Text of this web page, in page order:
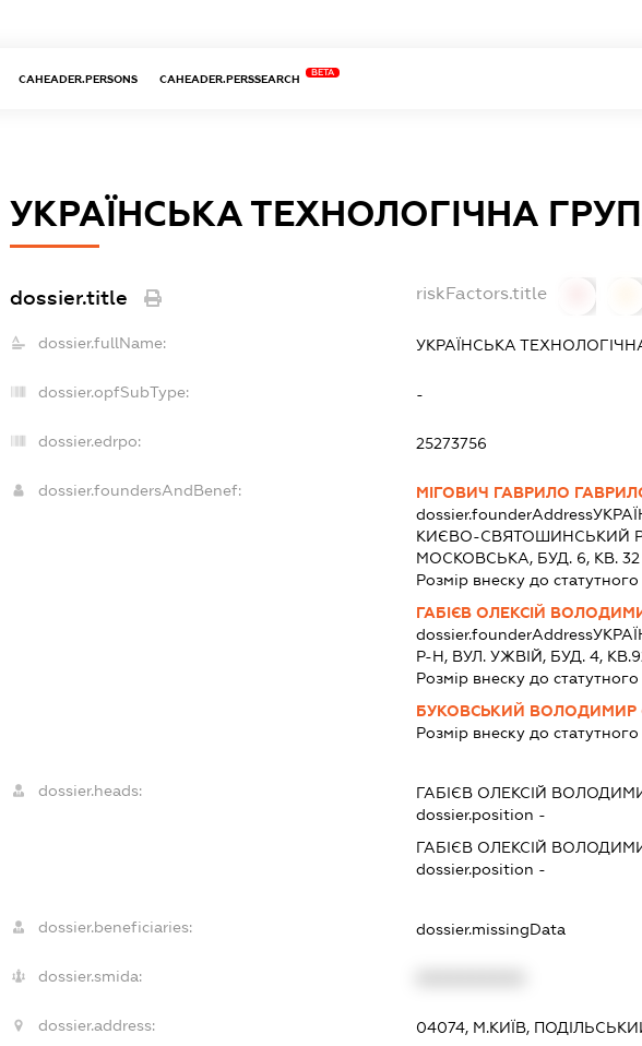
CAHEADER.PERSONS CAHEADER.PERSSEARCH
BETA
УКРАЇНСЬКА ТЕХНОЛОГІЧНА
dossier.title riskFactors.title
dossier.fullName: УКРАЇНСЬКА
dossier.opfSubType: -
dossier.edrpo: 25273756
dossier.foundersAndBenef:
МІГОВИЧ ГАВРИЛО
dossier.founderAddress
КИЄВО-СВЯТОШИНСЬКИЙ
МОСКОВСЬКА, БУД. 6, КВ. 32
Розмір внеску до
ГАБІЄВ ОЛЕКСІЙ
dossier.founderAddress
Р-Н, ВУЛ. УЖВІЙ, БУД. 4,
Розмір внеску до
БУКОВСЬКИЙ ВОЛОДИМИР
Розмір внеску до
dossier.heads: ГАБІЄВ ОЛЕКСІЙ
dossier.position -
ГАБІЄВ ОЛЕКСІЙ
dossier.position -
dossier.beneficiaries: dossier.missingData
dossier.smida:
dossier.address: 04074, М.КИЇВ,